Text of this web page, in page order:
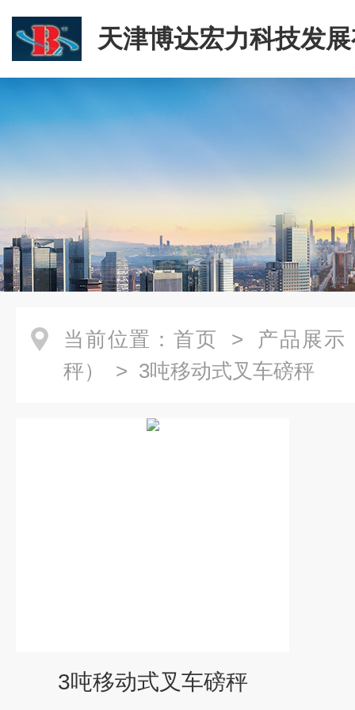
天津博达宏力科技发
司
当前位置： 首页 > 产品展示
秤）
> 3吨移动式叉车磅秤
3吨移动式叉车磅秤